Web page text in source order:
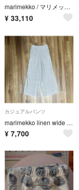
marimekko / マリメッコ | Unikko ルーズフィット デニムパンツ | インディゴ | レディース
¥ 33,110
カジュアルパンツ
marimekko linen wide pants 34
¥ 7,700